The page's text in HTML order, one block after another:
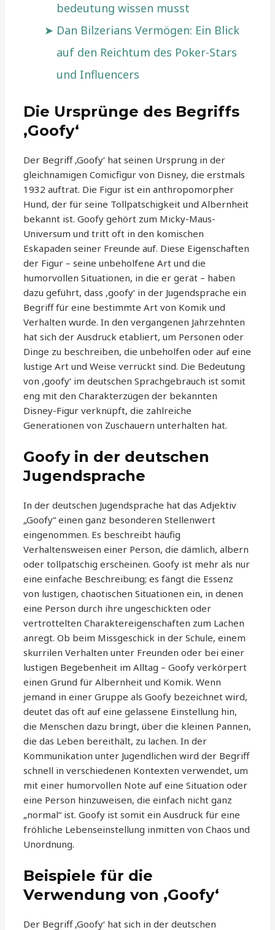
bedeutung wissen musst
Dan Bilzerians Vermögen: Ein Blick
auf den Reichtum des Poker-Stars
und Influencers
Die Ursprünge des Begriffs
‚Goofy‘
Der Begriff ‚Goofy‘ hat seinen Ursprung in der
gleichnamigen Comicfigur von Disney, die erstmals
1932 auftrat. Die Figur ist ein anthropomorpher
Hund, der für seine Tollpatschigkeit und Albernheit
bekannt ist. Goofy gehört zum Micky-Maus-
Universum und tritt oft in den komischen
Eskapaden seiner Freunde auf. Diese Eigenschaften
der Figur – seine unbeholfene Art und die
humorvollen Situationen, in die er gerät – haben
dazu geführt, dass ‚goofy‘ in der Jugendsprache ein
Begriff für eine bestimmte Art von Komik und
Verhalten wurde. In den vergangenen Jahrzehnten
hat sich der Ausdruck etabliert, um Personen oder
Dinge zu beschreiben, die unbeholfen oder auf eine
lustige Art und Weise verrückt sind. Die Bedeutung
von ‚goofy‘ im deutschen Sprachgebrauch ist somit
eng mit den Charakterzügen der bekannten
Disney-Figur verknüpft, die zahlreiche
Generationen von Zuschauern unterhalten hat.
Goofy in der deutschen
Jugendsprache
In der deutschen Jugendsprache hat das Adjektiv
„Goofy“ einen ganz besonderen Stellenwert
eingenommen. Es beschreibt häufig
Verhaltensweisen einer Person, die dämlich, albern
oder tollpatschig erscheinen. Goofy ist mehr als nur
eine einfache Beschreibung; es fängt die Essenz
von lustigen, chaotischen Situationen ein, in denen
eine Person durch ihre ungeschickten oder
vertrottelten Charaktereigenschaften zum Lachen
anregt. Ob beim Missgeschick in der Schule, einem
skurrilen Verhalten unter Freunden oder bei einer
lustigen Begebenheit im Alltag – Goofy verkörpert
einen Grund für Albernheit und Komik. Wenn
jemand in einer Gruppe als Goofy bezeichnet wird,
deutet das oft auf eine gelassene Einstellung hin,
die Menschen dazu bringt, über die kleinen Pannen,
die das Leben bereithält, zu lachen. In der
Kommunikation unter Jugendlichen wird der Begriff
schnell in verschiedenen Kontexten verwendet, um
mit einer humorvollen Note auf eine Situation oder
eine Person hinzuweisen, die einfach nicht ganz
„normal“ ist. Goofy ist somit ein Ausdruck für eine
fröhliche Lebenseinstellung inmitten von Chaos und
Unordnung.
Beispiele für die
Verwendung von ‚Goofy‘
Der Begriff ‚Goofy‘ hat sich in der deutschen